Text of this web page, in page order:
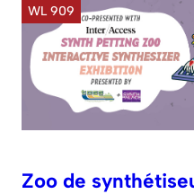
WL 909
Zoo de